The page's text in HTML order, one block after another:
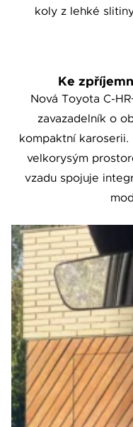
koly z lehké
Ke
Nová Toyota C-
zavazadelník o
kompaktní
velkorysým
vzadu spojuje